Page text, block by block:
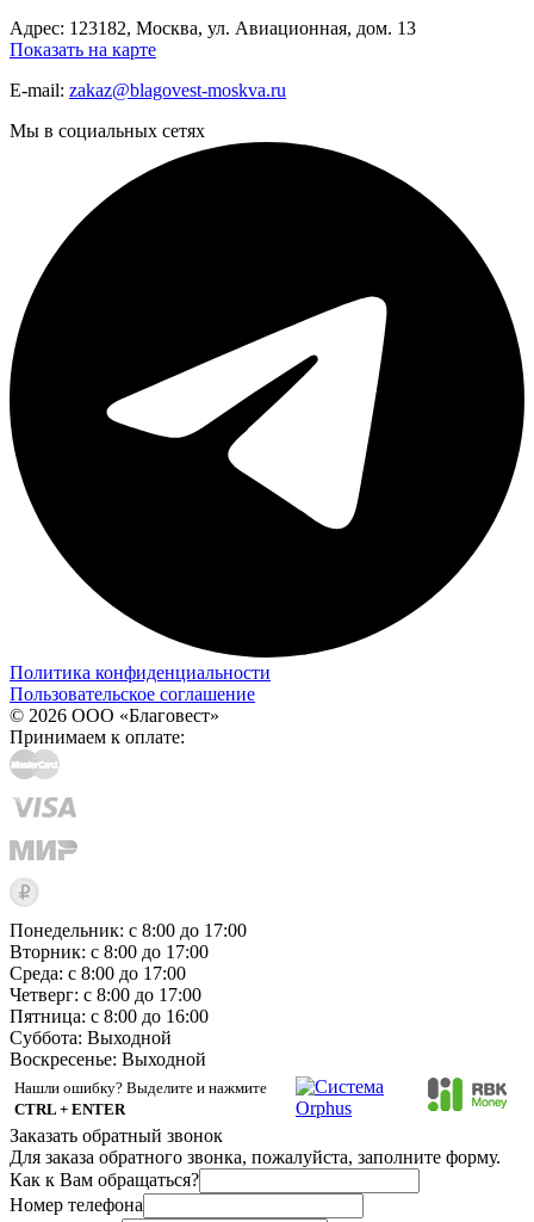
Адрес: 123182, Москва, ул. Авиационная, дом. 13
Показать на карте
E-mail: zakaz@blagovest-moskva.ru
Мы в социальных сетях
Политика конфиденциальности
Пользовательское соглашение
© 2026 ООО «Благовест»
Принимаем к оплате:
Понедельник: с 8:00 до 17:00
Вторник: с 8:00 до 17:00
Среда: с 8:00 до 17:00
Четверг: с 8:00 до 17:00
Пятница: с 8:00 до 16:00
Суббота: Выходной
Воскресенье: Выходной
Нашли ошибку? Выделите и нажмите
CTRL + ENTER
Заказать обратный звонок
Для заказа обратного звонка, пожалуйста, заполните форму.
Как к Вам обращаться?
Номер телефона